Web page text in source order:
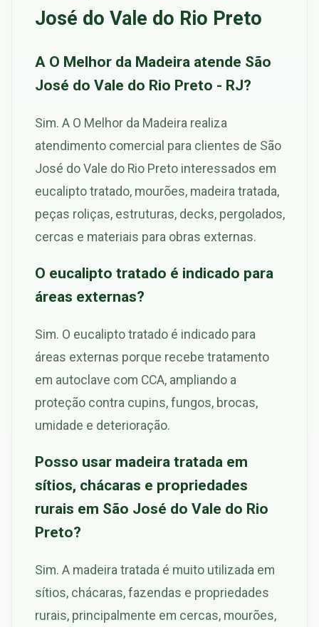
José do Vale do Rio Preto
A O Melhor da Madeira atende São
José do Vale do Rio Preto - RJ?
Sim. A O Melhor da Madeira realiza
atendimento comercial para clientes de São
José do Vale do Rio Preto interessados em
eucalipto tratado, mourões, madeira tratada,
peças roliças, estruturas, decks, pergolados,
cercas e materiais para obras externas.
O eucalipto tratado é indicado para
áreas externas?
Sim. O eucalipto tratado é indicado para
áreas externas porque recebe tratamento
em autoclave com CCA, ampliando a
proteção contra cupins, fungos, brocas,
umidade e deterioração.
Posso usar madeira tratada em
sítios, chácaras e propriedades
rurais em São José do Vale do Rio
Preto?
Sim. A madeira tratada é muito utilizada em
sítios, chácaras, fazendas e propriedades
rurais, principalmente em cercas, mourões,